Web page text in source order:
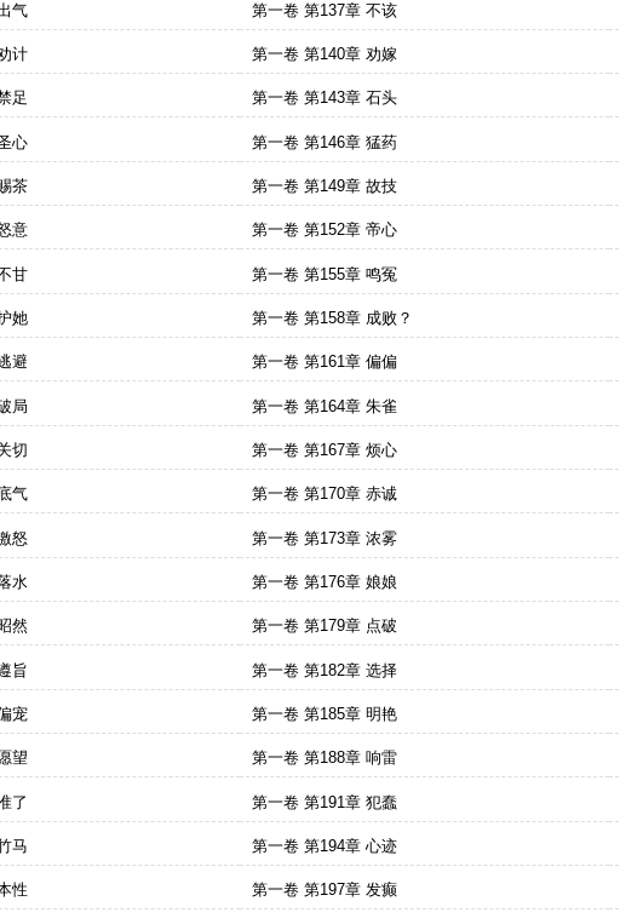
气 第一卷 第137章 不该
计 第一卷 第140章 劝嫁
足 第一卷 第143章 石头
心 第一卷 第146章 猛药
茶 第一卷 第149章 故技
意 第一卷 第152章 帝心
甘 第一卷 第155章 鸣冤
她 第一卷 第158章 成败？
避 第一卷 第161章 偏偏
局 第一卷 第164章 朱雀
切 第一卷 第167章 烦心
气 第一卷 第170章 赤诚
怒 第一卷 第173章 浓雾
水 第一卷 第176章 娘娘
然 第一卷 第179章 点破
旨 第一卷 第182章 选择
宠 第一卷 第185章 明艳
望 第一卷 第188章 响雷
了 第一卷 第191章 犯蠢
马 第一卷 第194章 心迹
性 第一卷 第197章 发癫